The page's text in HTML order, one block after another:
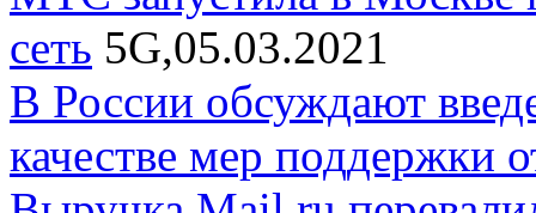
сеть 5G,05.03.2021
В России обсуждают
качестве мер поддержки